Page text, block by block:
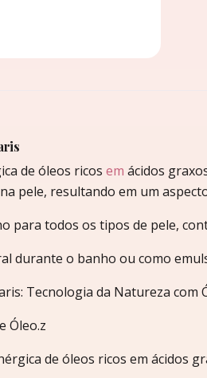
de óleos ricos em ácidos
pele, resultando em um
todos os tipos de pele,
durante o banho ou como
Tecnologia da Natureza com
Óleo.z
de óleos ricos em ácidos